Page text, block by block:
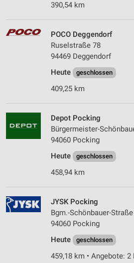
390,54 km
POCO Deggendorf
Ruselstraße 78
94469 Deggendorf
Heute
geschlossen
409,25 km
Depot Pocking
Bürgermeister-
94060 Pocking
Heute
geschlossen
458,94 km
JYSK Pocking
Bgm.-Schönbauer-
94060 Pocking
Heute
geschlossen
459,18 km • Angebote: